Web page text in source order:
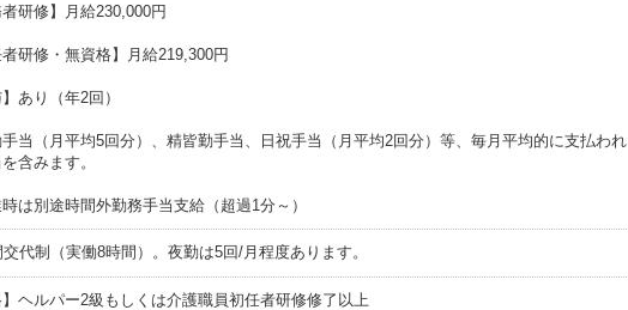
者研修】月給230,000円
者研修・無資格】月給219,300円
】あり（年2回）
当（月平均5回分）、精皆勤手当、日祝手当（月平均2回分）等、毎月平均的に支払われ
含みます。
は別途時間外勤務手当支給（超過1分～）
交代制（実働8時間）。夜勤は5回/月程度あります。
ヘルパー2級もしくは介護職員初任者研修修了以上